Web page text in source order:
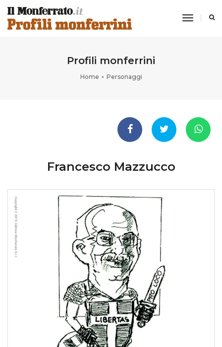
toggle
Profili monferrini
Home Personaggi
Francesco Mazzucco